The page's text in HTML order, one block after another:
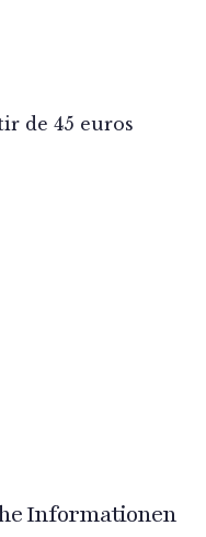
de 45 euros
Informationen